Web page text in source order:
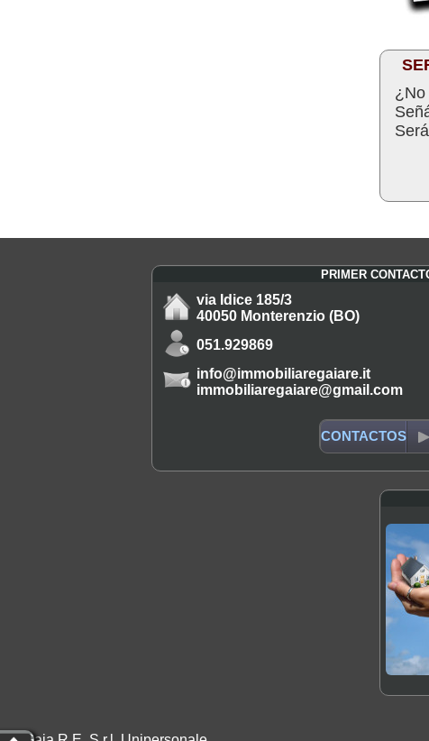
¿No
PRIMER
via Idice 185/3
40050 Monterenzio (BO)
051.929869
info@immobiliaregaiare.it
immobiliaregaiare@gmail.com
CONTACTOS